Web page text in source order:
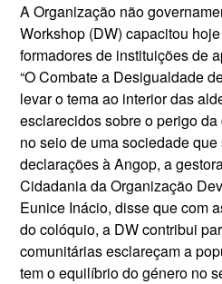
A Organização não
Workshop (DW) capacitou
formadores de instituições de
“O Combate a Desigualdade
levar o tema ao interior das
esclarecidos sobre o perigo
no seio de uma sociedade
declarações à Angop, a
Cidadania da Organização
Eunice Inácio, disse que com
do colóquio, a DW contribui
comunitárias esclareçam a
tem o equilíbrio do género no